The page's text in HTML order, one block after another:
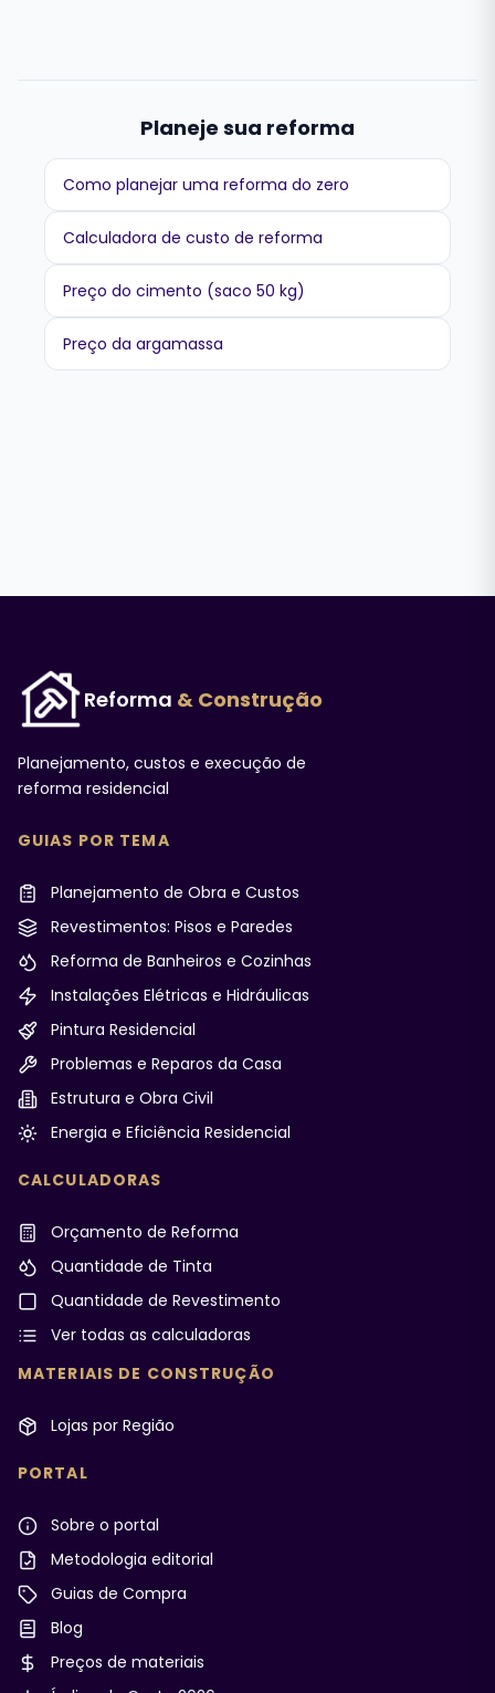
Planeje sua reforma
Como planejar uma reforma do zero
Calculadora de custo de reforma
Preço do cimento (saco 50 kg)
Preço da argamassa
Reforma & Construção
Planejamento, custos e execução de
reforma residencial
GUIAS POR TEMA
Planejamento de Obra e Custos
Revestimentos: Pisos e Paredes
Reforma de Banheiros e Cozinhas
Instalações Elétricas e Hidráulicas
Pintura Residencial
Problemas e Reparos da Casa
Estrutura e Obra Civil
Energia e Eficiência Residencial
CALCULADORAS
Orçamento de Reforma
Quantidade de Tinta
Quantidade de Revestimento
Ver todas as calculadoras
MATERIAIS DE CONSTRUÇÃO
Lojas por Região
PORTAL
Sobre o portal
Metodologia editorial
Guias de Compra
Blog
Preços de materiais